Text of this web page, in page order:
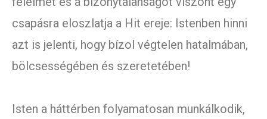
csapásra eloszlatja a Hit ereje: Istenben hinni
azt is jelenti, hogy bízol végtelen hatalmában,
bölcsességében és szeretetében!
Isten a háttérben folyamatosan munkálkodik,